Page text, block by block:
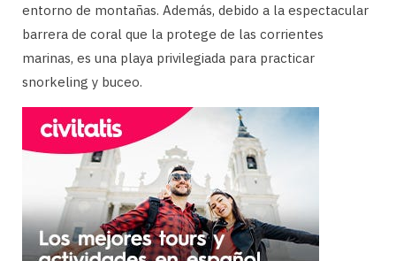
entorno de montañas. Además, debido a la espectacular
barrera de coral que la protege de las corrientes
marinas, es una playa privilegiada para practicar
snorkeling y buceo.